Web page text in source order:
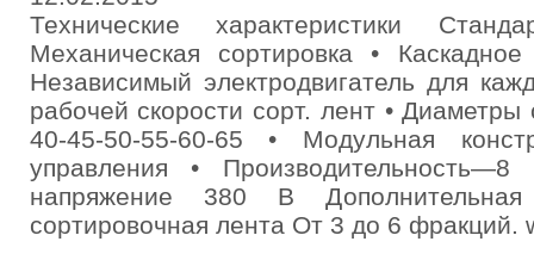
Технические характеристики
Механическая сортировка •
Независимый электродвигатель для
рабочей скорости сорт. лент •
40-45-50-55-60-65 • Модульная
управления •
напряжение 380 В
сортировочная лента От 3 до 6 фракций.